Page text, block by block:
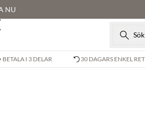
NU
Sök
BETALA I 3 DELAR 30 DAGARS ENKEL